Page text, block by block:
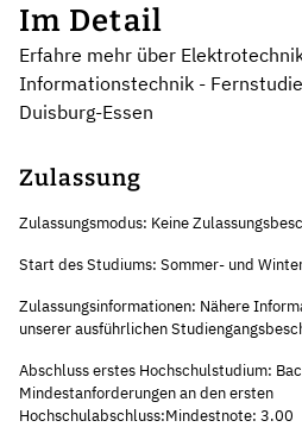
Im Detail
Erfahre mehr über
Informationstechnik -
Duisburg-Essen
Zulassung
Zulassungsmodus: Keine
Start des Studiums: Sommer- und
Zulassungsinformationen: Nähere
unserer ausführlichen
Abschluss erstes Hochschulstudium:
Mindestanforderungen an den ersten
Hochschulabschluss:Mindestnote: 3.00